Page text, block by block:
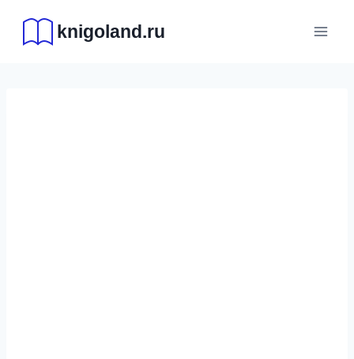
содержимому
knigoland.ru